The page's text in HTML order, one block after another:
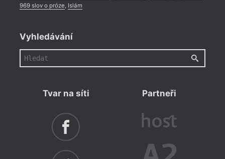
969 slov o próze, Islám
Vyhledávání
Tvar na síti Partneři